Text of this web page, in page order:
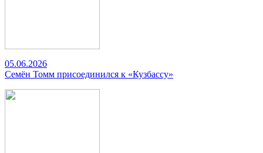
05.06.2026
Семён Томм присоединился к «Кузбассу»